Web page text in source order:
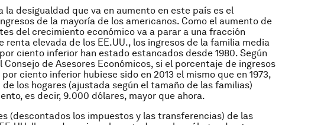
la desigualdad que va en aumento en este país es el
de la mayoría de los americanos. Como el aumento de
del crecimiento económico va a parar a una fracción
renta elevada de los EE.UU., los ingresos de la familia media
ciento inferior han estado estancados desde 1980. Según
Consejo de Asesores Económicos, si el porcentaje de ingresos
ciento inferior hubiese sido en 2013 el mismo que en 1973,
los hogares (ajustada según el tamaño de las familias)
es decir, 9.000 dólares, mayor que ahora.
(descontados los impuestos y las transferencias) de las